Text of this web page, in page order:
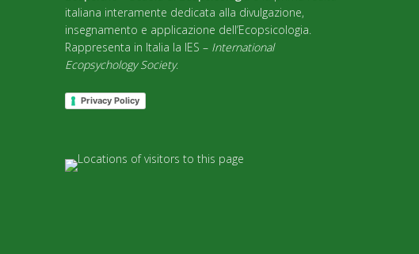
italiana interamente dedicata alla divulgazione,
insegnamento e applicazione dell’Ecopsicologia.
Rappresenta in Italia la IES – International
Ecopsychology Society.
Privacy Policy